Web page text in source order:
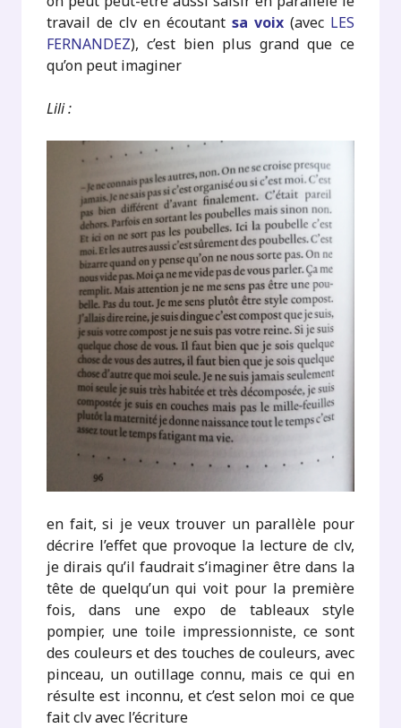
travail de clv en écoutant sa voix(avec LES
FERNANDEZ), c’est bien plus grand que ce
qu’on peut imaginer
Lili :
en fait, si je veux trouver un parallèle pour
décrire l’effet que provoque la lecture de clv,
je dirais qu’il faudrait s’imaginer être dans la
tête de quelqu’un qui voit pour la première
fois, dans une expo de tableaux style
pompier, une toile impressionniste, ce sont
des couleurs et des touches de couleurs, avec
pinceau, un outillage connu, mais ce qui en
résulte est inconnu, et c’est selon moi ce que
fait clv avec l’écriture